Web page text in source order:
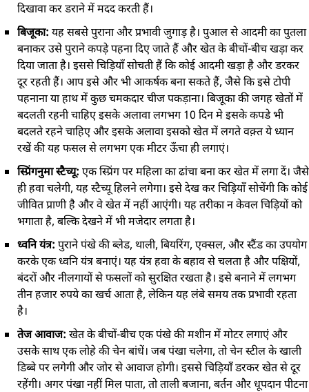
दिखावा कर डराने में मदद करती हैं।
बिजूका: यह सबसे पुराना और प्रभावी जुगाड़ है। पुआल से आदमी का पुतला
बनाकर उसे पुराने कपड़े पहना दिए जाते हैं और खेत के बीचों-बीच खड़ा कर
दिया जाता है। इससे चिड़ियाँ सोचती हैं कि कोई आदमी खड़ा है और डरकर
दूर रहती हैं। आप इसे और भी आकर्षक बना सकते हैं, जैसे कि इसे टोपी
पहनाना या हाथ में कुछ चमकदार चीज पकड़ाना। बिजूका की जगह खेतों में
बदलती रहनी चाहिए इसके अलावा लगभग 10 दिन मे इसके कपडे भी
बदलते रहने चाहिए और इसके अलावा इसको खेत में लगते वक़्त ये ध्यान
रखें की यह फसल से लगभग एक मीटर ऊँचा ही लगाएं।
स्प्रिंगनुमा स्टैच्यू: एक स्प्रिंग पर महिला का ढांचा बना कर खेत में लगा दें। जैसे
ही हवा चलेगी, यह स्टैच्यू हिलने लगेगा। इसे देख कर चिड़ियाँ सोचेंगी कि कोई
जीवित प्राणी है और वे खेत में नहीं आएंगी। यह तरीका न केवल चिड़ियों को
भगाता है, बल्कि देखने में भी मजेदार लगता है।
ध्वनि यंत्र: पुराने पंखे की ब्लेड, थाली, बियरिंग, एक्सल, और स्टैंड का उपयोग
करके एक ध्वनि यंत्र बनाएं। यह यंत्र हवा के बहाव से चलता है और पक्षियों,
बंदरों और नीलगायों से फसलों को सुरक्षित रखता है। इसे बनाने में लगभग
तीन हजार रुपये का खर्च आता है, लेकिन यह लंबे समय तक प्रभावी रहता
है।
तेज आवाज: खेत के बीचों-बीच एक पंखे की मशीन में मोटर लगाएं और
उसके साथ एक लोहे की चेन बांधें। जब पंखा चलेगा, तो चेन स्टील के खाली
डिब्बे पर लगेगी और जोर से आवाज होगी। इससे चिड़ियाँ डरकर खेत से दूर
रहेंगी। अगर पंखा नहीं मिल पाता, तो ताली बजाना, बर्तन और धूपदान पीटना